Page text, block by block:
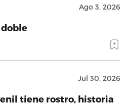
Ago 3, 2026
doble
Jul 30, 2026
tiene rostro, historia